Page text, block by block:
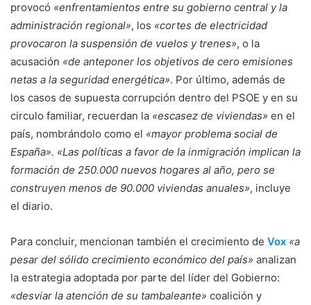
provocó «enfrentamientos entre su gobierno central y la
administración regional», los «cortes de electricidad
provocaron la suspensión de vuelos y trenes», o la
acusación «de anteponer los objetivos de cero emisiones
netas a la seguridad energética». Por último, además de
los casos de supuesta corrupción dentro del PSOE y en su
circulo familiar, recuerdan la «escasez de viviendas» en el
país, nombrándolo como el «mayor problema social de
España». «Las políticas a favor de la inmigración implican la
formación de 250.000 nuevos hogares al año, pero se
construyen menos de 90.000 viviendas anuales», incluye
el diario.
Para concluir, mencionan también el crecimiento de Vox «a
pesar del sólido crecimiento económico del país» analizan
la estrategia adoptada por parte del líder del Gobierno:
«desviar la atención de su tambaleante» coalición y